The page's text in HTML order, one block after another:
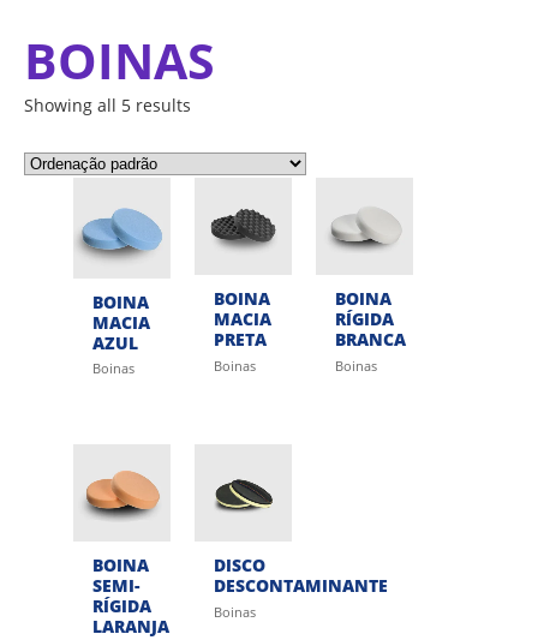
BOINAS
Showing all 5 results
BOINA
MACIA
AZUL
Boinas
BOINA
MACIA
PRETA
Boinas
BOINA
RÍGIDA
BRANCA
Boinas
BOINA
SEMI-
RÍGIDA
LARANJA
DISCO
DESCONTAMINANTE
Boinas